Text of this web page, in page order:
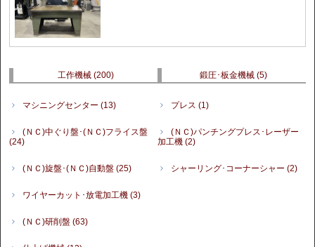
工作機械 (200)
マシニングセンター(13)
(ＮＣ)中ぐり盤･(ＮＣ)フライス盤
(24)
(ＮＣ)旋盤･(ＮＣ)自動盤(25)
ワイヤーカット･放電加工機(3)
(ＮＣ)研削盤(63)
鍛圧･板金機械(5)
プレス (1)
(ＮＣ)パンチングプレス･レーザー
加工機 (2)
シャーリング･コーナーシャー (2)